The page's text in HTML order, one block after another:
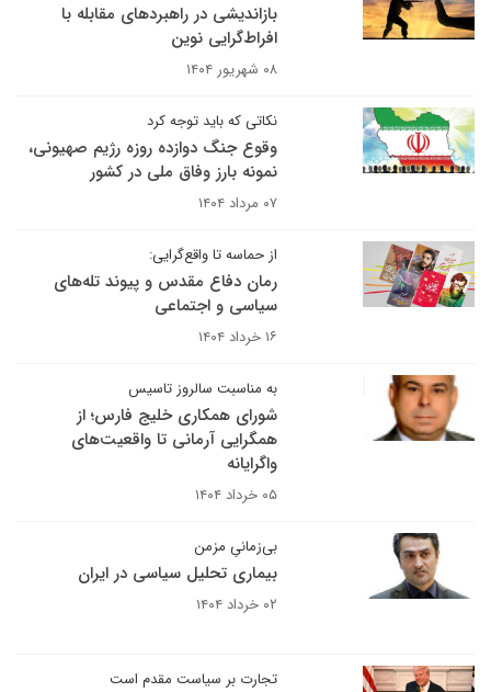
بازاندیشی در راهبردهای مقابله با
افراط‌گرایی نوین
۰۸ شهریور ۱۴۰۴
نکاتی که باید توجه کرد
وقوع جنگ دوازده روزه رژیم صهیونی،
نمونه بارز وفاق ملی در کشور
۰۷ مرداد ۱۴۰۴
از حماسه تا واقع‌گرایی:
رمان دفاع مقدس و پیوند تله‌های
سیاسی و اجتماعی
۱۶ خرداد ۱۴۰۴
به مناسبت سالروز تاسیس
شورای همکاری خلیج فارس؛ از
همگرایی آرمانی تا واقعیت‌های
واگرایانه
۰۵ خرداد ۱۴۰۴
بی‌زمانیِ مزمن
بیماری تحلیل سیاسی در ایران
۰۲ خرداد ۱۴۰۴
تجارت بر سیاست مقدم است